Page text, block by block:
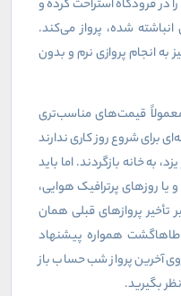
در فرودگاه استراحت کرده و
شده، پرواز می‌کند.
به انجام پروازی نرم و بدون
قیمت‌های مناسب‌تری
برای شروع روز کاری ندارند
به خانه بازگردند. اما باید
روزهای پرترافیک هوایی،
پروازهای قبلی همان
طاهاگشت همواره پیشنهاد
آخرین پرواز شب حساب باز
بگیرید.